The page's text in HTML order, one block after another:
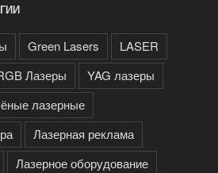
Green Lasers
LASER
Лазеры
YAG лазеры
лазерные
Лазерная реклама
Лазерное оборудование